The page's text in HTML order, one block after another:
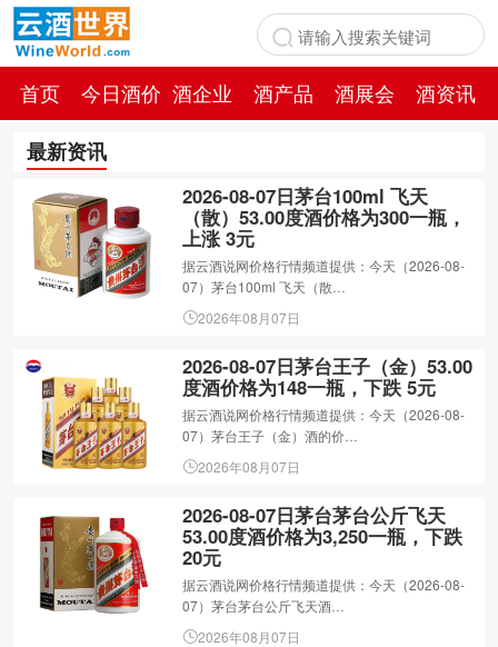
首页 今日酒价 酒企业 酒产品 酒展会
酒资讯
百科
最新资讯
2026-08-07日茅台100ml 飞天
（散）53.00度酒价格为300一瓶，
上涨 3元
据云酒说网价格行情频道提供：今天（2026-08-
07）茅台100ml 飞天（散…
2026年08月07日
2026-08-07日茅台王子（金）53.00
度酒价格为148一瓶，下跌 5元
据云酒说网价格行情频道提供：今天（2026-08-
07）茅台王子（金）酒的价…
2026年08月07日
2026-08-07日茅台茅台公斤飞天
53.00度酒价格为3,250一瓶，下跌
20元
据云酒说网价格行情频道提供：今天（2026-08-
07）茅台茅台公斤飞天酒…
2026年08月07日